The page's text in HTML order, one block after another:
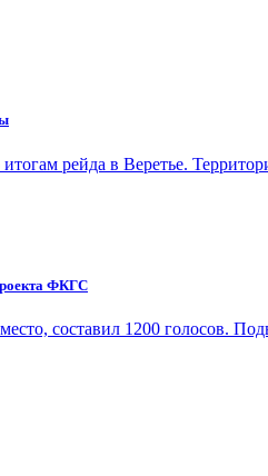
рейда в Веретье.
ФКГС
составил 1200 голосов.